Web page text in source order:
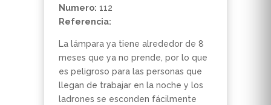
Numero: 112
Referencia:
La lámpara ya tiene alrededor de 8
meses que ya no prende, por lo que
es peligroso para las personas que
llegan de trabajar en la noche y los
ladrones se esconden fácilmente